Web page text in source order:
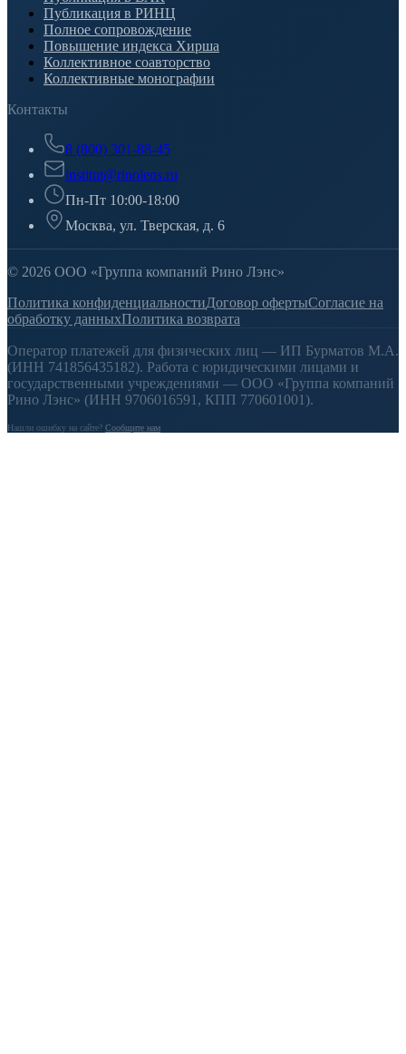
Публикация в РИНЦ
Полное сопровождение
Повышение индекса Хирша
Коллективное соавторство
Коллективные монографии
Контакты
8 (800) 301-88-45
institut@rinolens.ru
Пн-Пт 10:00-18:00
Москва, ул. Тверская, д. 6
© 2026 ООО «Группа компаний Рино Лэнс»
Политика конфиденциальностиДоговор офертыСогласие на
обработку данныхПолитика возврата
Оператор платежей для физических лиц — ИП Бурматов М.А.
(ИНН 741856435182). Работа с юридическими лицами и
государственными учреждениями — ООО «Группа компаний
Рино Лэнс» (ИНН 9706016591, КПП 770601001).
Нашли ошибку на сайте? Сообщите нам